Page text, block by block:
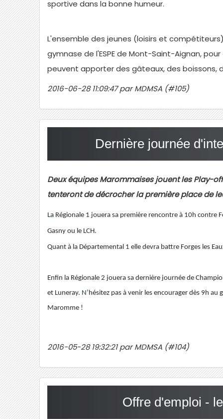
sportive dans la bonne humeur.
L'ensemble des jeunes (loisirs et
gymnase de l'ESPE de Mont-Saint-Aignan,
peuvent apporter des gâteaux, des boissons,
2016-06-28 11:09:47 par MDMSA (#105)
Dernière journée
Deux équipes Marommaises jouent les Play-
tenteront de décrocher la première place de
La Régionale 1 jouera sa première rencontre à 10h contre
Gasny ou le LCH.
Quant à la Départemental 1 elle devra battre Forges les
Enfin la Régionale 2 jouera sa dernière journée de
et Luneray. N’hésitez pas à venir les encourager dès 9h au
Maromme !
2016-05-28 19:32:21 par MDMSA (#104)
Offre d'emploi -